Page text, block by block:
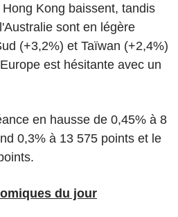
Kong baissent, tandis
sont en légère
(+3,2%) et Taïwan (+2,4%)
est hésitante avec un
en hausse de 0,45% à 8
0,3% à 13 575 points et le
du jour